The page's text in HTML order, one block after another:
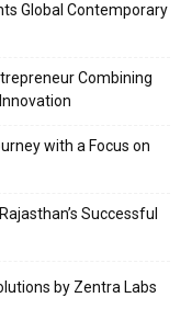
Global Contemporary
Combining
with a Focus on
Successful
by Zentra Labs